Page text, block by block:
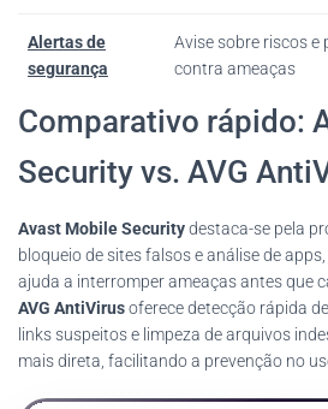
Alertas de
segurança
Avise sobre riscos e
contra ameaças
Comparativo rápido:
Security vs. AVG
Avast Mobile Securitydestaca-se pela
bloqueio de sites falsos e análise de
ajuda a interromper ameaças antes que
AVG AntiVirusoferece detecção rápida
links suspeitos e limpeza de arquivos
mais direta, facilitando a prevenção no